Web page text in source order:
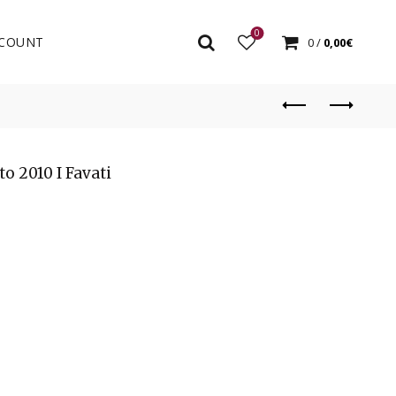
0
0/ 0,00€
2010 I Favati